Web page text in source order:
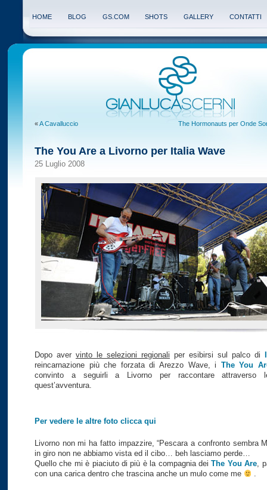
HOME BLOG GS.COM SHOTS GALLERY CONTATTI
«A Cavalluccio The Hormonauts per Onde
The You Are a Livorno per Italia Wave
25 Luglio 2008
Dopo aver vinto le selezioni regionali per esibirsi sul palco di
reincarnazione più che forzata di Arezzo Wave, i The You
convinto a seguirli a Livorno per raccontare attraverso
quest’avventura.
Per vedere le altre foto clicca qui
Livorno non mi ha fatto impazzire, “Pescara a confronto sembra
in giro non ne abbiamo vista ed il cibo… beh lasciamo perde…
Quello che mi è piaciuto di più è la compagnia deiThe You Are ,
con una carica dentro che trascina anche un mulo come me